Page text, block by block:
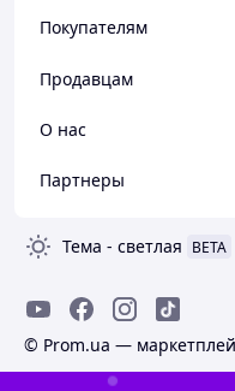
Покупателям
Продавцам
О нас
Партнеры
Тема - светлая BETA
© Prom.ua —